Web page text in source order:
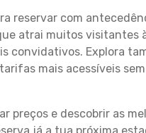
reservar com
atrai muitos visitantes
convidativos. Explora
mais acessíveis
preços e descobrir as